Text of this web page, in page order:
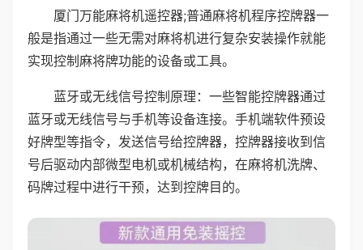
厦门万能麻将机遥控器;普通麻将机程序控牌器一
般是指通过一些无需对麻将机进行复杂安装操作就能
实现控制麻将牌功能的设备或工具。
蓝牙或无线信号控制原理：一些智能控牌器通过
蓝牙或无线信号与手机等设备连接。手机端软件预设
好牌型等指令，发送信号给控牌器，控牌器接收到信
号后驱动内部微型电机或机械结构，在麻将机洗牌、
码牌过程中进行干预，达到控牌目的。